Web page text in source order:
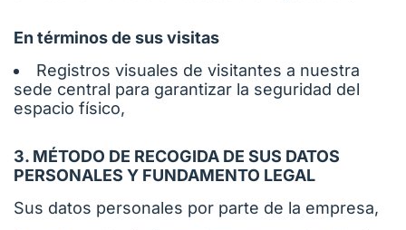
En términos de sus visitas
Registros visuales de visitantes a nuestra
sede central para garantizar la seguridad del
espacio físico,
3. MÉTODO DE RECOGIDA DE SUS DATOS
PERSONALES Y FUNDAMENTO LEGAL
Sus datos personales por parte de la empresa,